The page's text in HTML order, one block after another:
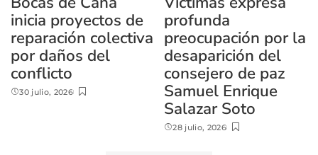
inicia proyectos de
reparación colectiva
por daños del
conflicto
30 julio, 2026
profunda
preocupación por la
desaparición del
consejero de paz
Samuel Enrique
Salazar Soto
28 julio, 2026